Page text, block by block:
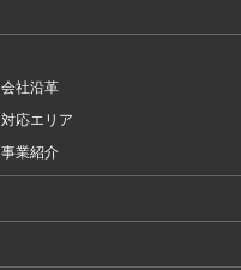
会社沿革
対応エリア
事業紹介